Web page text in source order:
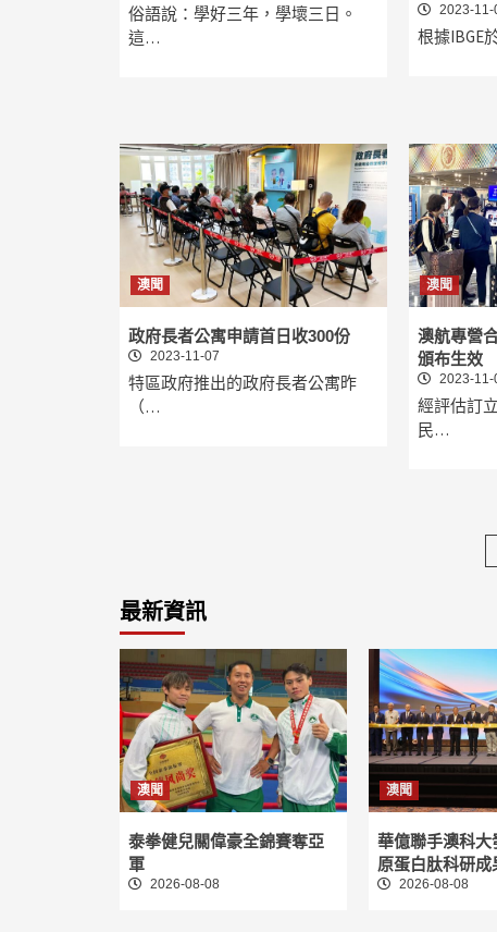
俗語說：學好三年，學壞三日。
這…
2023-11-
根據IBGE
澳聞
政府長者公寓申請首日收300份
2023-11-07
特區政府推出的政府長者公寓昨
（…
澳聞
澳航專營
頒布生效
2023-11-
經評估訂
民…
最新資訊
澳聞
泰拳健兒關偉豪全錦賽奪亞
軍
2026-08-08
澳聞
華億聯手澳科大
原蛋白肽科研成
2026-08-08